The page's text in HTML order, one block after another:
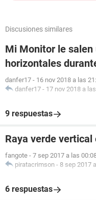
Discusiones similares
Mi Monitor le
horizontales
danfer17 - 16 nov 2018 a las
danfer17 - 17 nov 2018 a
9 respuestas
Raya verde vertical
fangote - 7 sep 2017 a las
piratacrimson - 8 sep 2017
6 respuestas